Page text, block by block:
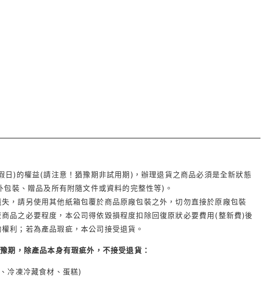
)的權益(請注意！猶豫期非試用期)，辦理退貨之商品必須是全新狀態
裝、贈品及所有附隨文件或資料的完整性等)。
，請另使用其他紙箱包覆於商品原廠包裝之外，切勿直接於原廠包裝
品之必要程度，本公司得依毀損程度扣除回復原狀必要費用(整新費)後
利；若為產品瑕疵，本公司接受退貨。
期，除產品本身有瑕疵外，不接受退貨：
冷凍冷藏食材、蛋糕)